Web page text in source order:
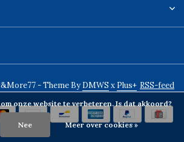
- Theme ByDMWS x Plus+ RSS-feed
onze website te verbeteren. Is dat akkoord?
Nee Meer over cookies »